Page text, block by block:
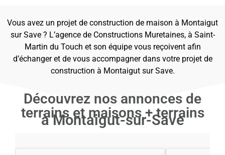
Vous avez un projet de construction de maison à Montaigut
sur Save ? L’agence de Constructions Muretaines, à Saint-
Martin du Touch et son équipe vous reçoivent afin
d’échanger et de vous accompagner dans votre projet de
construction à Montaigut sur Save.
Découvrez nos annonces de
terrains et maisons + terrains
à Montaigut-sur-Save